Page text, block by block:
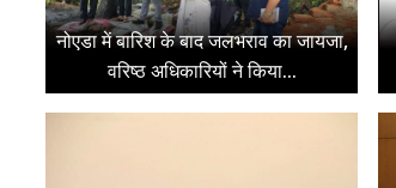
नोएडा में बारिश के बाद जलभराव का जायजा,
वरिष्ठ अधिकारियों ने किया...